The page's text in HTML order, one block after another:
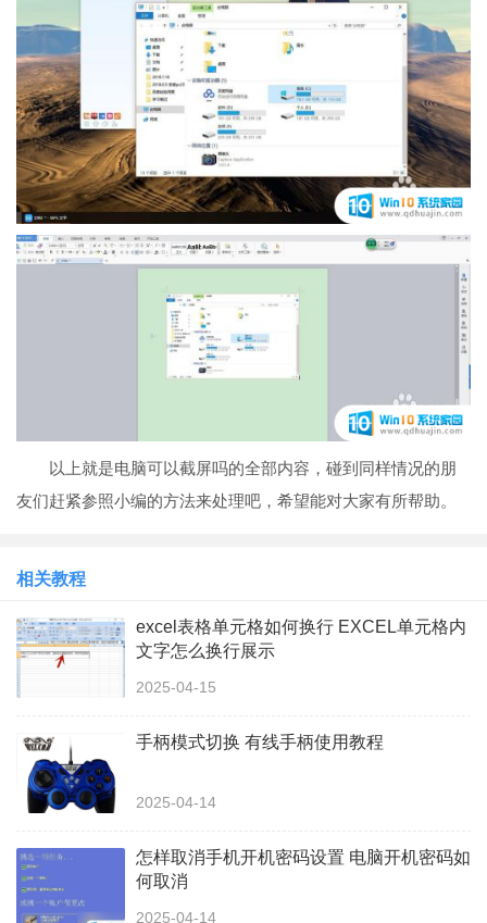
以上就是电脑可以截屏吗的全部内容，碰到同样情况的朋
友们赶紧参照小编的方法来处理吧，希望能对大家有所帮助。
相关教程
excel表格单元格如何换行 EXCEL单元格内
文字怎么换行展示
2025-04-15
手柄模式切换 有线手柄使用教程
2025-04-14
怎样取消手机开机密码设置 电脑开机密码如
何取消
2025-04-14